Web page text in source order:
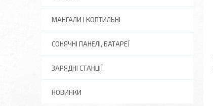
МАНГАЛИ І КОПТИЛЬНІ
СОНЯЧНІ ПАНЕЛІ, БАТАРЕЇ
ЗАРЯДНІ СТАНЦІЇ
НОВИНКИ